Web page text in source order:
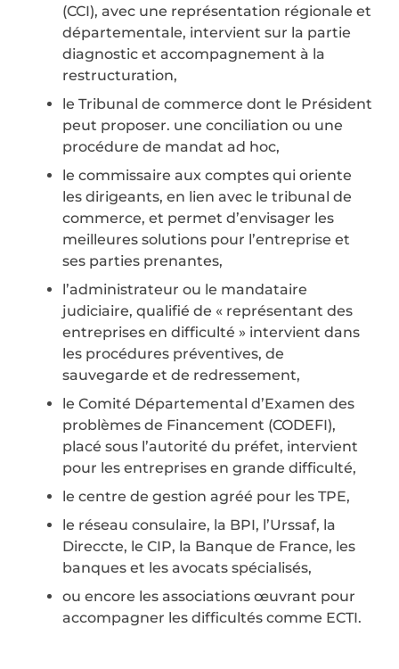
(CCI), avec une représentation régionale et
départementale, intervient sur la partie
diagnostic et accompagnement à la
restructuration,
le Tribunal de commerce dont le Président
peut proposer. une conciliation ou une
procédure de mandat ad hoc,
le commissaire aux comptes qui oriente
les dirigeants, en lien avec le tribunal de
commerce, et permet d’envisager les
meilleures solutions pour l’entreprise et
ses parties prenantes,
l’administrateur ou le mandataire
judiciaire, qualifié de « représentant des
entreprises en difficulté » intervient dans
les procédures préventives, de
sauvegarde et de redressement,
le Comité Départemental d’Examen des
problèmes de Financement (CODEFI),
placé sous l’autorité du préfet, intervient
pour les entreprises en grande difficulté,
le centre de gestion agréé pour les TPE,
le réseau consulaire, la BPI, l’Urssaf, la
Direccte, le CIP, la Banque de France, les
banques et les avocats spécialisés,
ou encore les associations œuvrant pour
accompagner les difficultés comme ECTI.